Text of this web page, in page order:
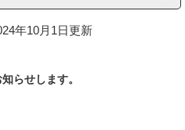
年10月1日更新
らせします。